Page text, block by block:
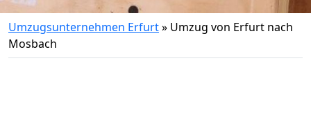
Umzugsunternehmen Erfurt» Umzug von Erfurt nach
Mosbach